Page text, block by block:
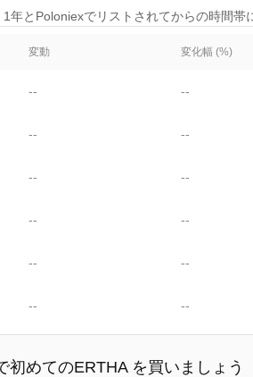
年とPoloniexでリストされてからの時間
変動 変化幅 (%)
-- --
-- --
-- --
-- --
-- --
-- --
初めてのERTHA を買いましょう